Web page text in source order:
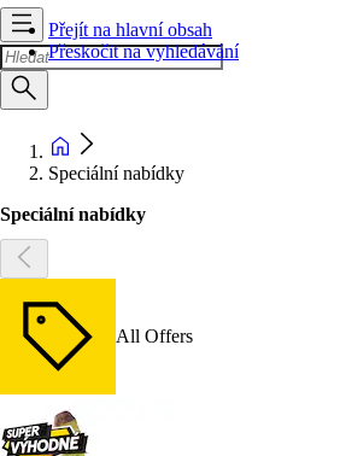
Přejít na hlavní obsah
Přeskočit na vyhledávání
Speciální nabídky
Speciální nabídky
All Offers